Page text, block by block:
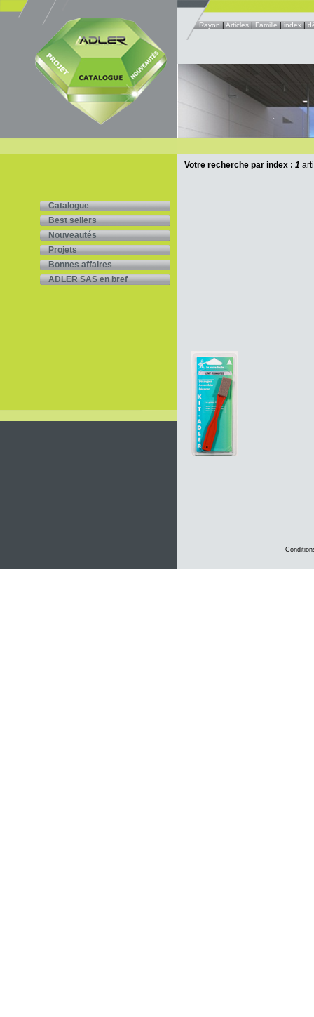
Rayon|Articles|Famille|index|
Catalogue
Best sellers
Nouveautés
Projets
Bonnes affaires
ADLER SAS en bref
Votre recherche par index : 1